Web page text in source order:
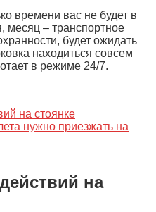
времени вас не будет в
месяц – транспортное
будет ожидать
находиться совсем
в режиме 24/7.
на стоянке
нужно приезжать на
на